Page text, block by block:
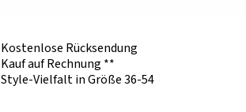
Kostenlose Rücksendung
Kauf auf Rechnung **
Style-Vielfalt in Größe 36-54